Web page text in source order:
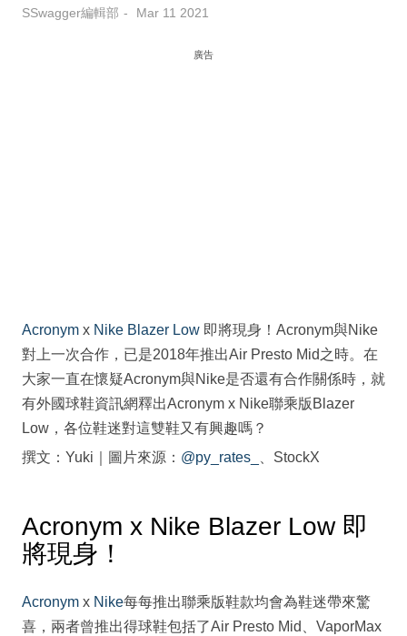
SSwagger編輯部 Mar 11 2021
廣告
Acronym x Nike Blazer Low 即將現身！Acronym與Nike
對上一次合作，已是2018年推出Air Presto Mid之時。在
大家一直在懷疑Acronym與Nike是否還有合作關係時，就
有外國球鞋資訊網釋出Acronym x Nike聯乘版Blazer
Low，各位鞋迷對這雙鞋又有興趣嗎？
撰文：Yuki｜圖片來源： @py_rates_ 、StockX
Acronym x Nike Blazer Low 即
將現身！
Acronym x Nike每每推出聯乘版鞋款均會為鞋迷帶來驚
喜，兩者曾推出得球鞋包括了Air Presto Mid、VaporMax